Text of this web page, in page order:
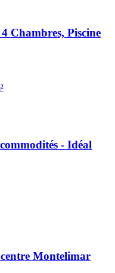
Chambres, Piscine
- Idéal
Montelimar